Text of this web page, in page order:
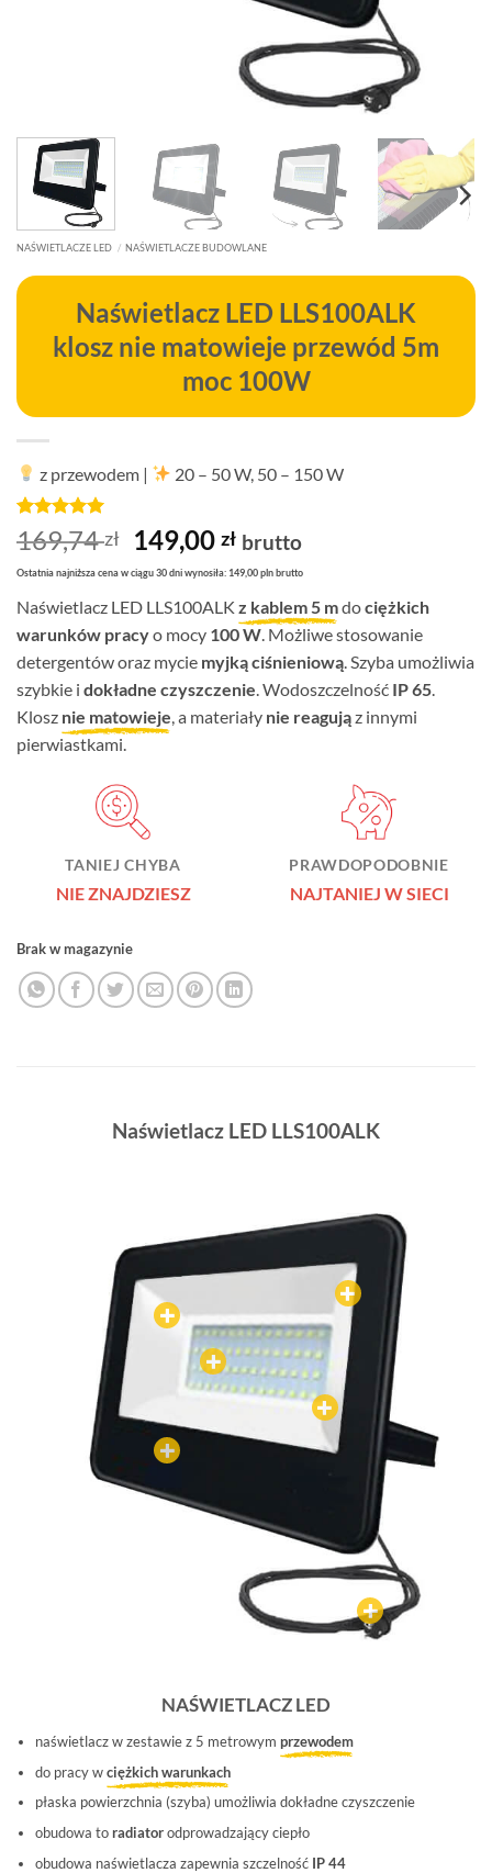
NAŚWIETLACZE LED / NAŚWIETLACZE BUDOWLANE
Naświetlacz LED LLS100ALK
klosz nie matowieje przewód 5m
moc 100W
z przewodem | 20 – 50 W, 50 – 150 W
Oceniony5
na 5 na
podstawie
1
klienta
169,74zł
Pierwotna
cena
169,74 zł.
149,00złAktualna
cena
149,00 zł.
brutto
Ostatnia najniższa cena w ciągu 30 dni wynosiła: 149,00 pln brutto
Naświetlacz LED LLS100ALK z kablem 5 mdociężkich
warunków pracyo mocy 100 W. Możliwe stosowanie
detergentów oraz mycie myjką ciśnieniową. Szyba umożliwia
szybkie i dokładne czyszczenie. Wodoszczelność IP 65.
Klosz nie matowieje, a materiały nie reagująz innymi
pierwiastkami.
TANIEJ CHYBA
NIE ZNAJDZIESZ
PRAWDOPODOBNIE
NAJTANIEJ W SIECI
Brak w magazynie
Naświetlacz LED LLS100ALK
NAŚWIETLACZ LED
naświetlacz w zestawie z 5 metrowym przewodem
do pracy wciężkich warunkach
płaska powierzchnia (szyba) umożliwia dokładne czyszczenie
obudowa toradiatorodprowadzający ciepło
obudowa naświetlacza zapewnia szczelność IP 44